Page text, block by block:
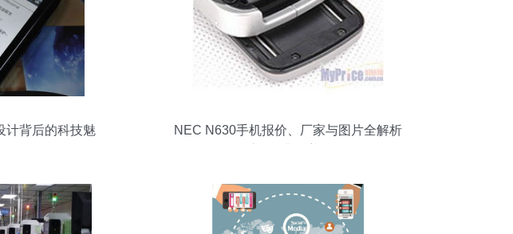
计背后的科技魅
NEC N630手机报价、厂家与图片全解析